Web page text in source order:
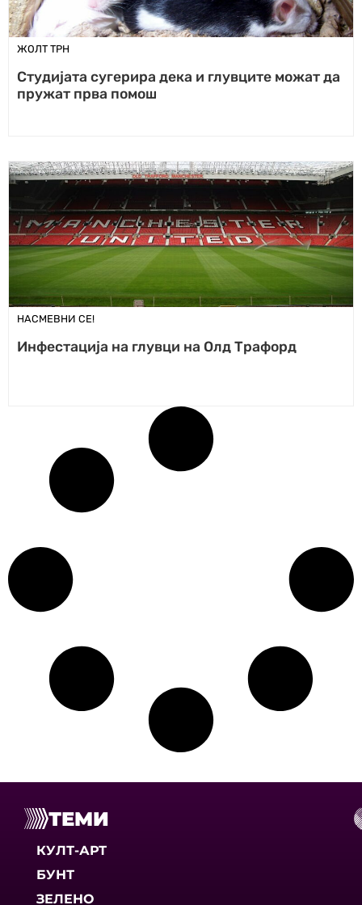
ЖОЛТ ТРН
Студијата сугерира дека и глувците можат да
пружат прва помош
НАСМЕВНИ СЕ!
Инфестација на глувци на Олд Трафорд
ТЕМИ
КУЛТ-АРТ
БУНТ
ЗЕЛЕНО